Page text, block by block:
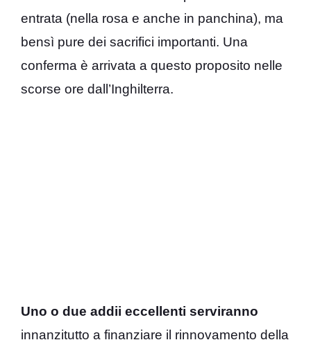
entrata (nella rosa e anche in panchina), ma
bensì pure dei sacrifici importanti. Una
conferma è arrivata a questo proposito nelle
scorse ore dall’Inghilterra.
Uno o due addii eccellenti serviranno
innanzitutto a finanziare il rinnovamento della